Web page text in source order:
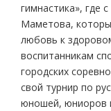
гимнастика», где
Маметова,
любовь к
воспитанникам
городских
свой турнир по
юношей, юниоров